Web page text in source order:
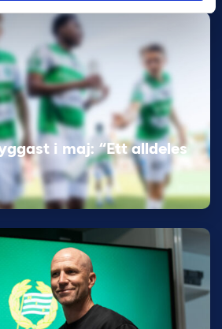
i maj: “Ett alldeles